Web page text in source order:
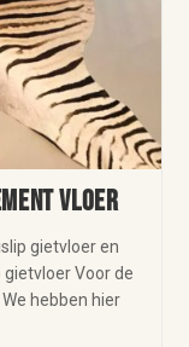
vloer
gietvloer en
Voor de
hebben hier